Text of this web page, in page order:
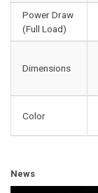
Power Draw
(Full Load)
Dimensions
Color
News